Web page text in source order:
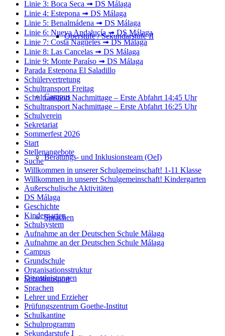
Oberstufe / Sekundarstufe II
Campus
Beratungs- und Inklusionsteam (OeI)
Sprachen
Dienstleistungen
Linie 3: Boca Seca ➟ DS Málaga
Linie 4: Estepona ➟ DS Málaga
Linie 5: Benalmádena ➟ DS Málaga
Linie 6: Nueva Andalucía ➟ DS Málaga
Linie 7: Costa Nagüeles ➟ DS Málaga
Linie 8: Las Cancelas ➟ DS Málaga
Linie 9: Monte Paraíso ➟ DS Málaga
Parada Estepona El Saladillo
Schülervertretung
Schultransport Freitag
Schultransport Nachmittage – Erste Abfahrt 14:45 Uhr
Schultransport Nachmittage – Erste Abfahrt 16:25 Uhr
Schulverein
Sekretariat
Sommerfest 2026
Start
Stellenangebote
Suche
Willkommen in unserer Schulgemeinschaft! 1-11 Klasse
Willkommen in unserer Schulgemeinschaft! Kindergarten
Außerschulische Aktivitäten
DS Málaga
Geschichte
Kindergarten
Schulsystem
Aufnahme an der Deutschen Schule Málaga
Aufnahme an der Deutschen Schule Málaga
Campus
Grundschule
Organisationsstruktur
Schultransport
Sprachen
Lehrer und Erzieher
Prüfungszentrum Goethe-Institut
Schulkantine
Schulprogramm
Sekundarstufe I